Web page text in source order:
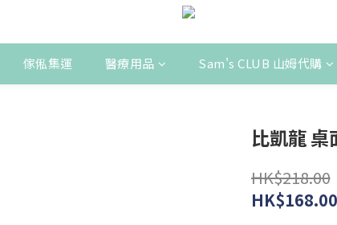
傢俬集運 醫療用品 Sam's CLUB 山姆代購
比凱龍
HK$218.00
HK$168.00